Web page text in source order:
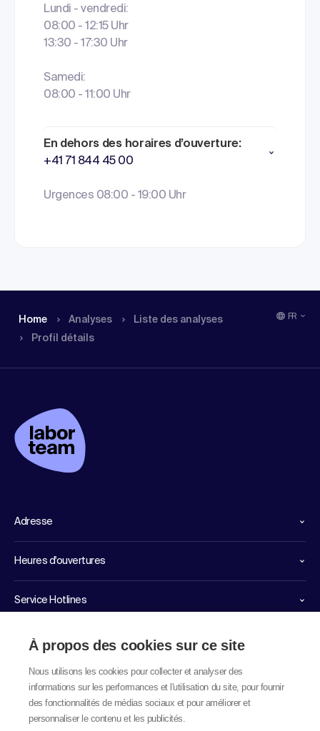
Lundi - vendredi:
08:00 - 12:15 Uhr
13:30 - 17:30 Uhr
Samedi:
08:00 - 11:00 Uhr
En dehors des horaires d’ouverture:
+41 71 844 45 00
Urgences 08:00 - 19:00 Uhr
Home Analyses
Liste des analyses
Profil détails
FR
Adresse
Heures d'ouvertures
Service Hotlines
Liens importants
À propos des cookies sur ce site
Nous utilisons les cookies pour collecter et analyser des
informations sur les performances et l'utilisation du site, pour fournir
des fonctionnalités de médias sociaux et pour améliorer et
personnaliser le contenu et les publicités.